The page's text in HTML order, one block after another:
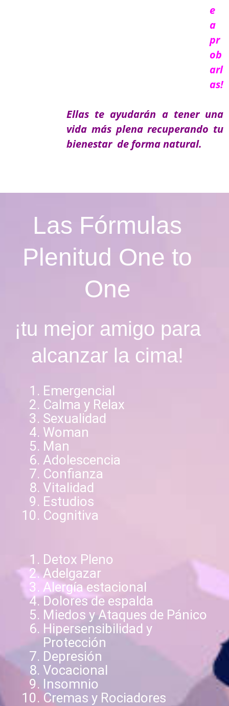
e
a
pr
ob
arl
as!
Ellas te ayudarán a tener una
vida más plena recuperando tu
bienestar de forma natural.
Las Fórmulas
Plenitud One to
One
¡tu mejor amigo para
alcanzar la cima!
Emergencial
Calma y Relax
Sexualidad
Woman
Man
Adolescencia
Confianza
Vitalidad
Estudios
Cognitiva
Detox Pleno
Adelgazar
Alergía estacional
Dolores de espalda
Miedos y Ataques de Pánico
Hipersensibilidad y
Protección
Depresión
Vocacional
Insomnio
Cremas y Rociadores